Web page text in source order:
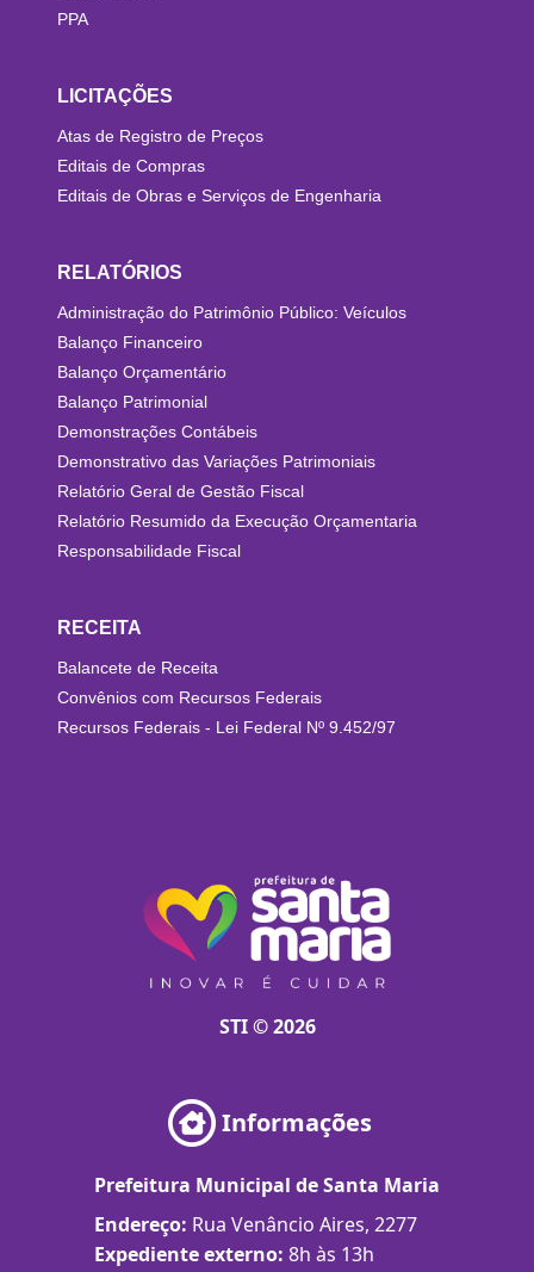
PPA
LICITAÇÕES
Atas de Registro de Preços
Editais de Compras
Editais de Obras e Serviços de Engenharia
RELATÓRIOS
Administração do Patrimônio Público: Veículos
Balanço Financeiro
Balanço Orçamentário
Balanço Patrimonial
Demonstrações Contábeis
Demonstrativo das Variações Patrimoniais
Relatório Geral de Gestão Fiscal
Relatório Resumido da Execução Orçamentaria
Responsabilidade Fiscal
RECEITA
Balancete de Receita
Convênios com Recursos Federais
Recursos Federais - Lei Federal Nº 9.452/97
STI © 2026
Informações
Prefeitura Municipal de Santa Maria
Endereço: Rua Venâncio Aires, 2277
Expediente externo: 8h às 13h